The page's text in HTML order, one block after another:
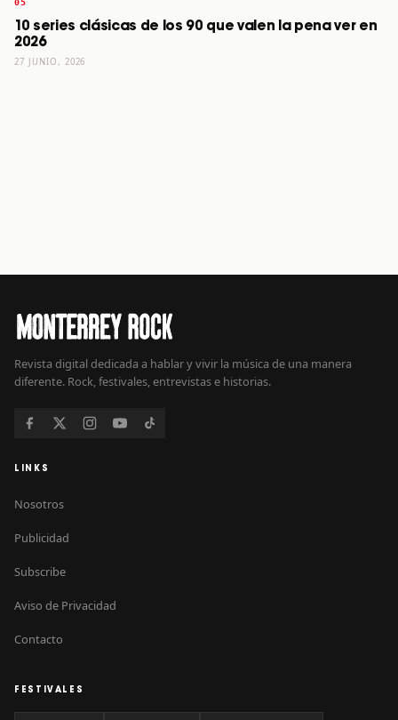
10 series clásicas de los 90 que valen la pena ver en
2026
27 JUNIO, 2026
Revista digital dedicada a hablar y vivir la música de una manera
diferente. Rock, festivales, entrevistas e historias.
LINKS
Nosotros
Publicidad
Subscribe
Aviso de Privacidad
Contacto
FESTIVALES